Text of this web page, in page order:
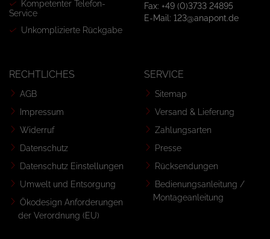
Kompetenter Telefon-
Service
Unkomplizierte Rückgabe
Fax: +49 (0)3733 24895
E-Mail: 123@anapont.de
RECHTLICHES
AGB
Impressum
Widerruf
Datenschutz
Datenschutz Einstellungen
Umwelt und Entsorgung
Ökodesign Anforderungen
der Verordnung (EU)
SERVICE
Sitemap
Versand & Lieferung
Zahlungsarten
Presse
Rücksendungen
Bedienungsanleitung /
Montageanleitung